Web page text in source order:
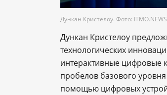
Дункан Кристелоу. Фото: ITMO.NEWS
Дункан Кристелоу
технологических
интерактивные цифровые
пробелов базового
помощью цифровых